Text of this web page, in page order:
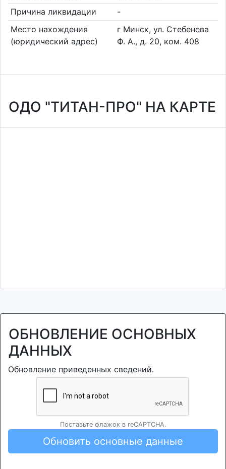
Причина ликвидации
-
Место нахождения
(юридический адрес)
г Минск, ул. Стебенева
Ф. А., д. 20, ком. 408
ОДО "ТИТАН-ПРО" НА КАРТЕ
ОБНОВЛЕНИЕ ОСНОВНЫХ
ДАННЫХ
Обновление приведенных сведений.
Поставьте флажок в reCAPTCHA.
Обновить основные данные